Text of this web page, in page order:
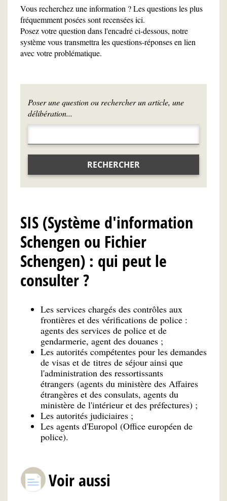
Vous recherchez une information ? Les questions les plus
fréquemment posées sont recensées ici.
Posez votre question dans l'encadré ci-dessous, notre
système vous transmettra les questions-réponses en lien
avec votre problématique.
Poser une question ou rechercher un article, une
délibération...
RECHERCHER
SIS (Système d'information
Schengen ou Fichier
Schengen) : qui peut le
consulter ?
Les services chargés des contrôles aux
frontières et des vérifications de police :
agents des services de police et de
gendarmerie, agent des douanes ;
Les autorités compétentes pour les demandes
de visas et de titres de séjour ainsi que
l'administration des ressortissants
étrangers (agents du ministère des Affaires
étrangères et des consulats, agents du
ministère de l'intérieur et des préfectures) ;
Les autorités judiciaires ;
Les agents d'Europol (Office européen de
police).
Voir aussi